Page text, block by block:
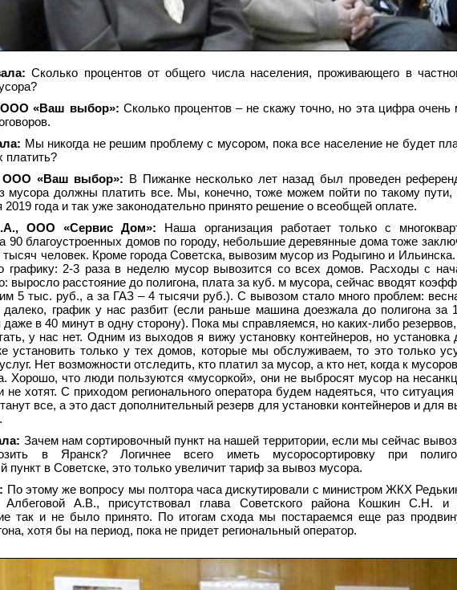
Сколько процентов от общего числа населения, проживающего в
«Ваш выбор»: Сколько процентов – не скажу точно, но эта цифра очень
Мы никогда не решим проблему с мусором, пока все население не будет
платить?
ООО «Ваш выбор»:
В Пижанке несколько лет назад был проведен
мусора должны платить все. Мы, конечно, тоже можем пойти по такому пути,
2019 года и так уже законодательно принято решение о всеобщей оплате.
ООО «Сервис Дом»: Наша организация работает только с
90 благоустроенных домов по городу, небольшие деревянные дома тоже
человек. Кроме города Советска, вывозим мусор из Родыгино и
графику: 2-3 раза в неделю мусор вывозится со всех домов. Расходы с
выросло расстояние до полигона, плата за куб. м мусора, сейчас вводят
5 тыс. руб., а за ГАЗ – 4 тысячи руб.). С вывозом стало много проблем:
далеко, график у нас разбит (если раньше машина доезжала до полигона за
даже в 40 минут в одну сторону). Пока мы справляемся, но каких-либо
у нас нет. Одним из выходов я вижу установку контейнеров, но установка
установить только у тех домов, которые мы обслуживаем, то это только
Нет возможности отследить, кто платил за мусор, а кто нет, когда к
Хорошо, что люди пользуются «мусоркой», они не выбросят мусор на
не хотят. С приходом регионального оператора будем надеяться, что
все, а это даст дополнительный резерв для установки контейнеров и для
Зачем нам сортировочный пункт на нашей территории, если мы сейчас
в Яранск? Логичнее всего иметь мусоросортировку при
пункт в Советске, это только увеличит тариф за вывоз мусора.
По этому же вопросу мы полтора часа дискутировали с министром ЖКХ
А.В., присутствовал глава Советского района Кошкин
С.Н. и
так и не было принято. По итогам схода мы постараемся еще раз
хотя бы на период, пока не придет региональный оператор.